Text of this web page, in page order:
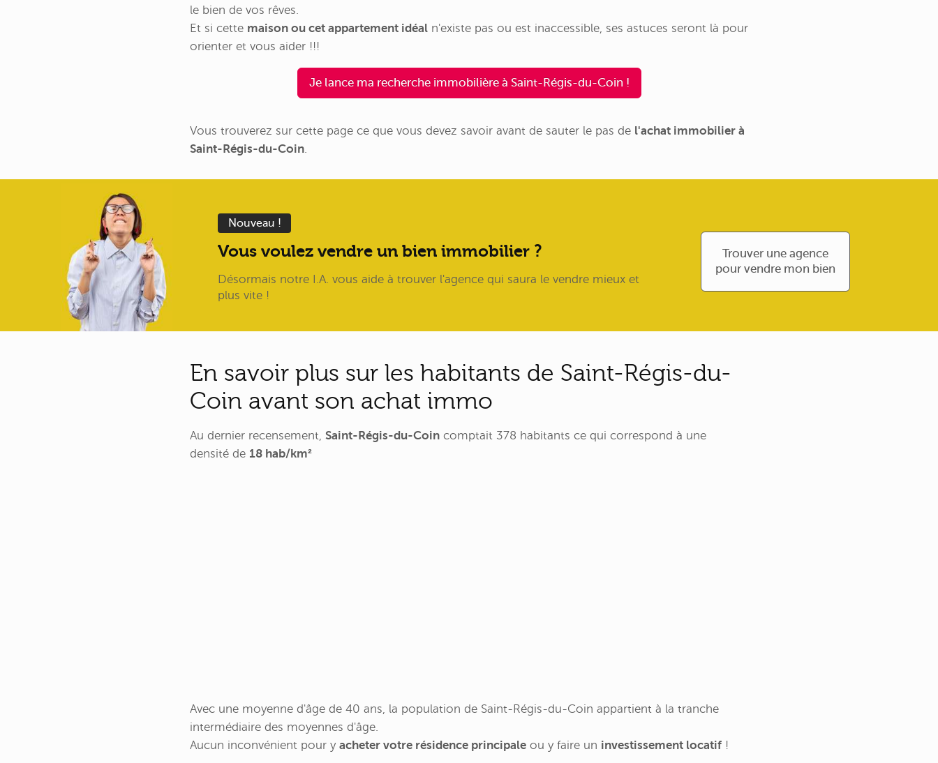
le bien de vos rêves.
Et si cette maison ou cet appartement idéal n'existe pas ou est inaccessible, ses astuces seront là pour
orienter et vous aider !!!
Je lance ma recherche immobilière à Saint-Régis-du-Coin !
Vous trouverez sur cette page ce que vous devez savoir avant de sauter le pas de l'achat immobilier à
Saint-Régis-du-Coin
Nouveau !
Vous voulez vendre un bien immobilier ?
Désormais notre I.A. vous aide à trouver l'agence qui saura le vendre mieux et
plus vite !
Trouver une agence
pour vendre mon bien
En savoir plus sur les habitants de Saint-Régis-du-
Coin avant son achat immo
Au dernier recensement, Saint-Régis-du-Coin comptait 378 habitants ce qui correspond à une
densité de 18 hab/km²
Avec une moyenne d'âge de 40 ans, la population de Saint-Régis-du-Coin appartient à la tranche
intermédiaire des moyennes d'âge.
Aucun inconvénient pour y acheter votre résidence principale ou y faire un investissement locatif !